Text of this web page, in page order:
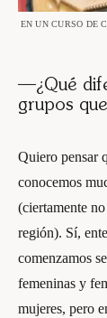
EN UN CURSO DE
—¿Qué
grupos
Quiero pensar
conocemos
(ciertamente
región). Sí,
comenzamos
femeninas y
mujeres, pero